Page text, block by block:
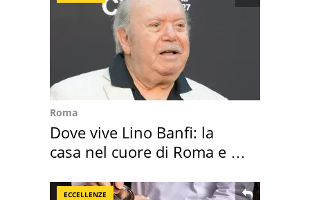
Roma
Dove vive Lino Banfi: la
casa nel cuore di Roma e i
ECCELLENZE